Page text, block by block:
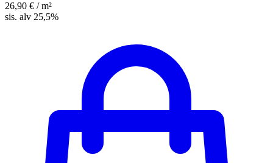
26,90 € / m²
sis. alv 25,5%